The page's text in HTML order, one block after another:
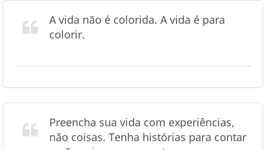
A vida não é colorida. A vida é para
colorir.
Preencha sua vida com experiências,
não coisas. Tenha histórias para contar